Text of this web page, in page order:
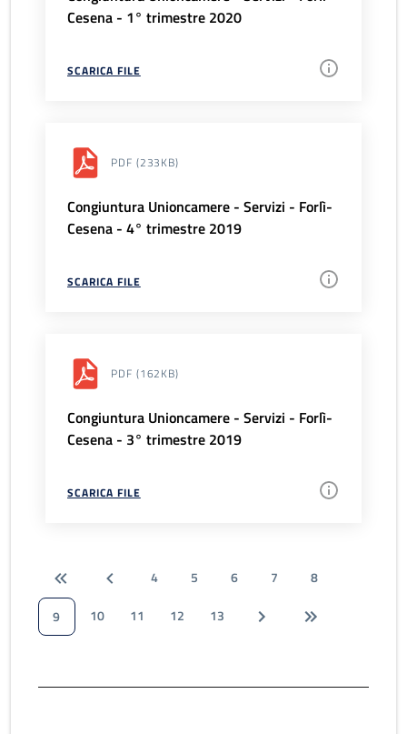
Cesena - 1° trimestre 2020
SCARICA FILE
PDF (233KB)
Congiuntura Unioncamere - Servizi - Forlì-
Cesena - 4° trimestre 2019
SCARICA FILE
PDF (162KB)
Congiuntura Unioncamere - Servizi - Forlì-
Cesena - 3° trimestre 2019
SCARICA FILE
4 5 6 7
8
9
10 11 12 13